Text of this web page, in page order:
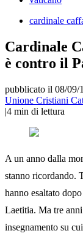
cardinale
Cardinale
è contro il
pubblicato il 08/09/
Unione Cristiani
|4 min di lettura
A un anno dalla
stanno ricordando.
hanno esaltato
Laetitia. Ma tre
insegnamento su